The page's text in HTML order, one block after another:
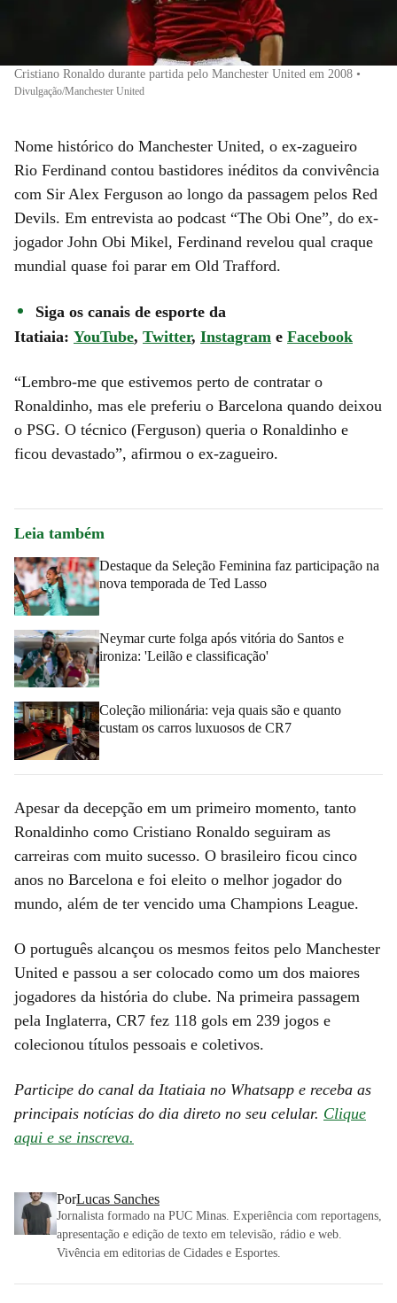
Cristiano Ronaldo durante partida pelo Manchester United em 2008 •
Divulgação/Manchester United
Nome histórico do Manchester United, o ex-zagueiro
Rio Ferdinand contou bastidores inéditos da convivência
com Sir Alex Ferguson ao longo da passagem pelos Red
Devils. Em entrevista ao podcast “The Obi One”, do ex-
jogador John Obi Mikel, Ferdinand revelou qual craque
mundial quase foi parar em Old Trafford.
Siga os canais de esporte da
Itatiaia: YouTube, Twitter, Instagram e Facebook
“Lembro-me que estivemos perto de contratar o
Ronaldinho, mas ele preferiu o Barcelona quando deixou
o PSG. O técnico (Ferguson) queria o Ronaldinho e
ficou devastado”, afirmou o ex-zagueiro.
Leia também
Destaque da Seleção Feminina faz participação na
nova temporada de Ted Lasso
Neymar curte folga após vitória do Santos e
ironiza: 'Leilão e classificação'
Coleção milionária: veja quais são e quanto
custam os carros luxuosos de CR7
Apesar da decepção em um primeiro momento, tanto
Ronaldinho como Cristiano Ronaldo seguiram as
carreiras com muito sucesso. O brasileiro ficou cinco
anos no Barcelona e foi eleito o melhor jogador do
mundo, além de ter vencido uma Champions League.
O português alcançou os mesmos feitos pelo Manchester
United e passou a ser colocado como um dos maiores
jogadores da história do clube. Na primeira passagem
pela Inglaterra, CR7 fez 118 gols em 239 jogos e
colecionou títulos pessoais e coletivos.
Participe do canal da Itatiaia no Whatsapp e receba as
principais notícias do dia direto no seu celular. Clique
aqui e se inscreva.
PorLucas Sanches
Jornalista formado na PUC Minas. Experiência com reportagens,
apresentação e edição de texto em televisão, rádio e web.
Vivência em editorias de Cidades e Esportes.